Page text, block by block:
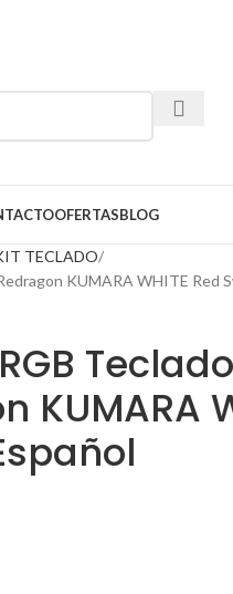
OFERTASBLOG
TECLADO
KUMARA WHITE Red
Teclado
KUMARA